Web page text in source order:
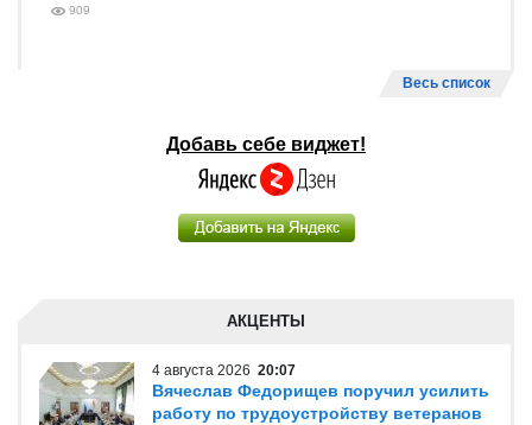
909
Весь список
Добавь себе виджет!
АКЦЕНТЫ
4 августа 2026 20:07
Вячеслав Федорищев поручил усилить
работу по трудоустройству ветеранов